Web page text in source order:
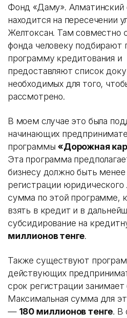
Фонд «Даму». Алматинский
находится на пересечении
Желтоксан. Там совместно
фонда человеку
программу кредитования и
предоставляют список
необходимых для того,
рассмотрено.
В моем случае это была
начинающих
программы «Дорожная
Эта программа
бизнесу должно быть
регистрации
сумма по этой программе,
взять в кредит и в
субсидирование на
миллионов тенге.
Также существуют
действующих
срок регистрации занимает
Максимальная сумма для
— 180 миллионов тенге. В